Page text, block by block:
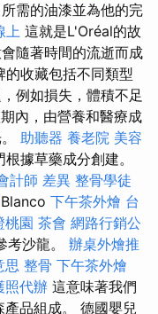
需的油漆並為他的完
上 這就是L'Oréal的故
隨著時間的流逝而成
收藏包括不同類型
例如損失，體積不足
內，由營養和醫療成
助聽器 養老院 美容
據草藥成分創建。
計師 差異 整骨學徒
Blanco 下午茶外燴 台
桃園 茶會 網路行銷公
沙龍。 辦桌外燴推
思 整骨 下午茶外燴
照代辦 這意味著我們
品組成。 德國嬰兒